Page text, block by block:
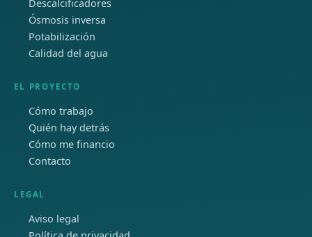
Descalcificadores
Ósmosis inversa
Potabilización
Calidad del agua
EL PROYECTO
Cómo trabajo
Quién hay detrás
Cómo me financio
Contacto
LEGAL
Aviso legal